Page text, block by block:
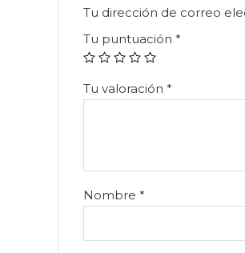
Tu dirección de correo
Tu puntuación *
Tu valoración *
Nombre *